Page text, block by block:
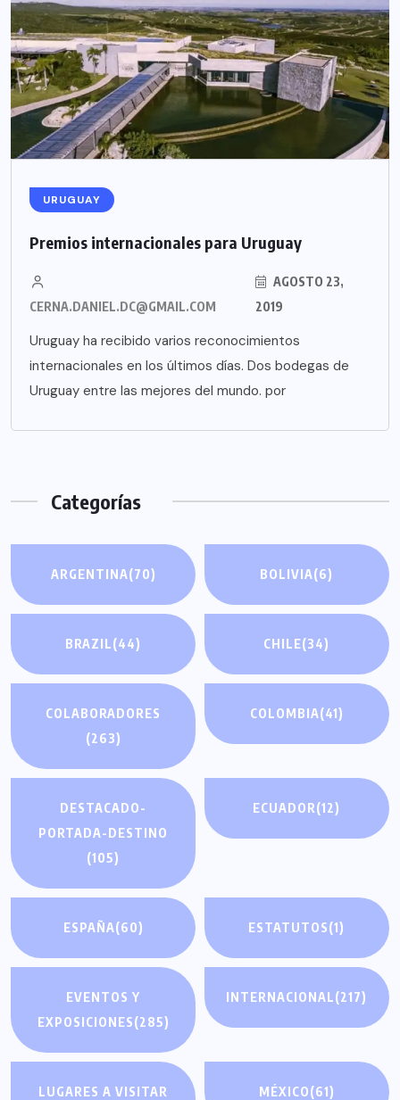
URUGUAY
Premios internacionales para Uruguay
CERNA.DANIEL.DC@GMAIL.COM
AGOSTO 23,
2019
Uruguay ha recibido varios reconocimientos
internacionales en los últimos días. Dos bodegas de
Uruguay entre las mejores del mundo. por
Categorías
ARGENTINA(70) BOLIVIA(6)
BRAZIL(44) CHILE(34)
COLABORADORES
(263)
COLOMBIA(41)
DESTACADO-
PORTADA-DESTINO
(105)
ECUADOR(12)
ESPAÑA(60) ESTATUTOS(1)
EVENTOS Y
EXPOSICIONES(285)
INTERNACIONAL(217)
LUGARES A VISITAR
MÉXICO(61)